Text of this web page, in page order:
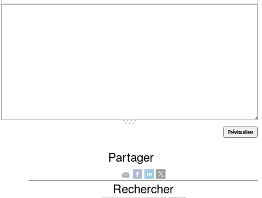
Partager
Rechercher